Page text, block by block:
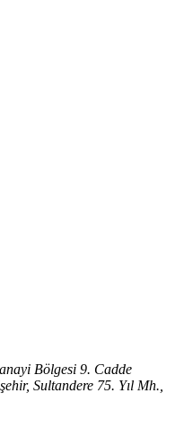
Bölgesi 9. Cadde
Sultandere 75. Yıl Mh.,